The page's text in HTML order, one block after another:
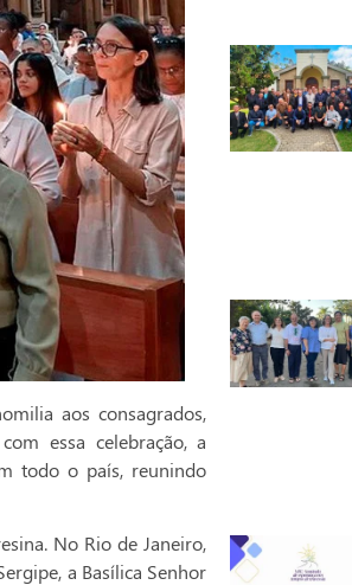
aos consagrados,
essa celebração, a
todo o país, reunindo
No Rio de Janeiro,
a Basílica Senhor